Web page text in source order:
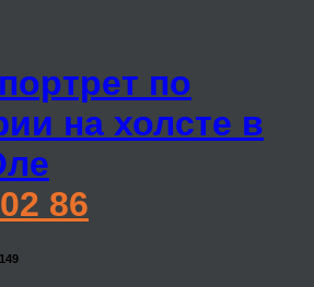
по
на холсте в
86